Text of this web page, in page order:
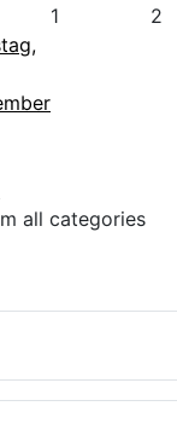
1 2
all categories